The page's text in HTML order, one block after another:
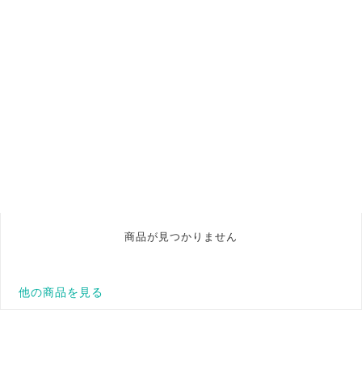
商品が見つかりません
他の商品を見る